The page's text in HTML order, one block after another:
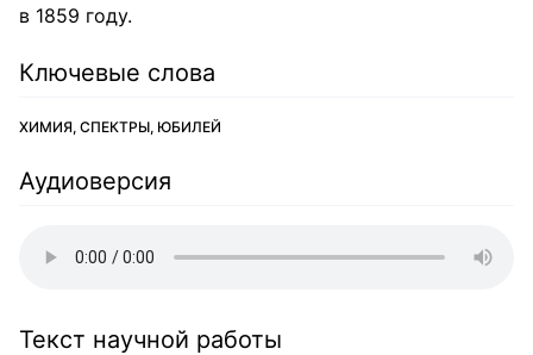
в 1859 году.
Ключевые слова
ХИМИЯ, СПЕКТРЫ, ЮБИЛЕЙ
Аудиоверсия
Текст научной работы